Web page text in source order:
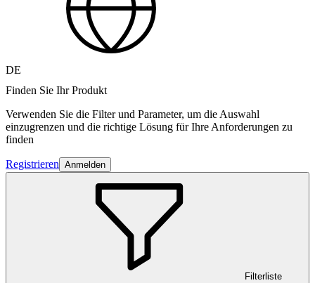
DE
Finden Sie Ihr Produkt
Verwenden Sie die Filter und Parameter, um die Auswahl
einzugrenzen und die richtige Lösung für Ihre Anforderungen zu
finden
Registrieren Anmelden
Filterliste